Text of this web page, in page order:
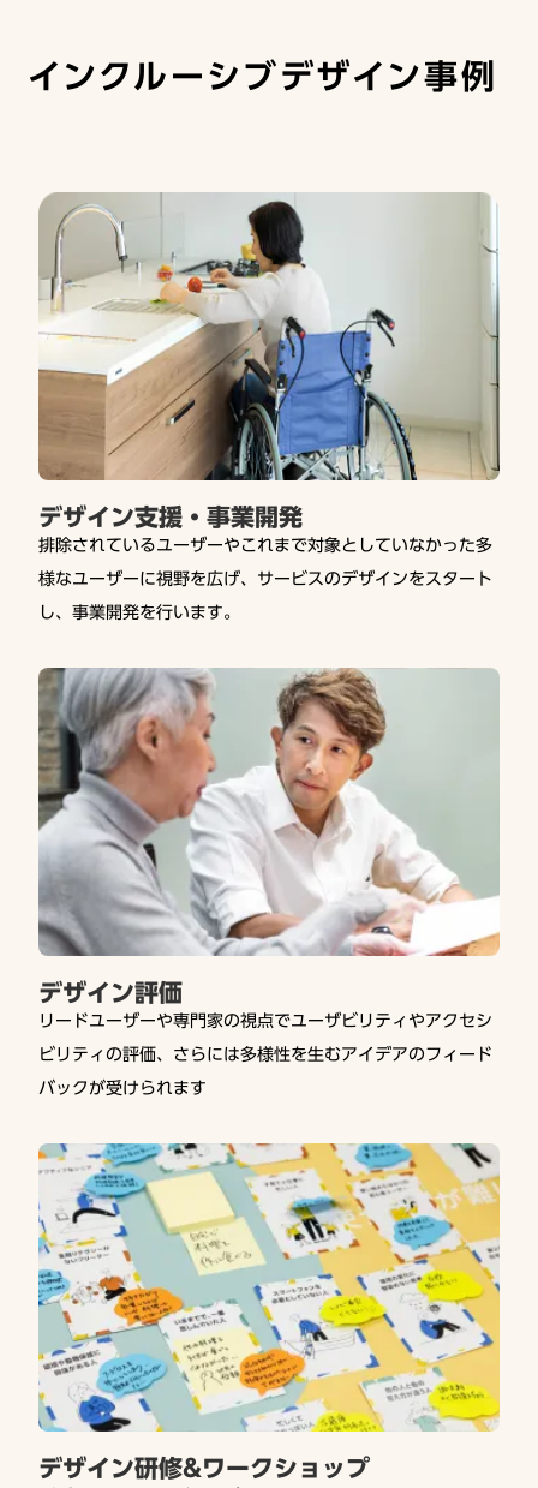
インクルーシブデザイン事例
デザイン支援・事業開発
排除されているユーザーやこれまで対象としていなかった多
様なユーザーに視野を広げ、サービスのデザインをスタート
し、事業開発を行います。
デザイン評価
リードユーザーや専門家の視点でユーザビリティやアクセシ
ビリティの評価、さらには多様性を生むアイデアのフィード
バックが受けられます
デザイン研修&ワークショップ